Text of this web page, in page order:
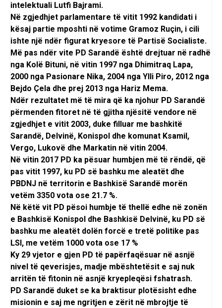
intelektuali Lutfi Bajrami.
Në zgjedhjet parlamentare të vitit 1992 kandidati i
kësaj partie mposhti në votime Gramoz Ruçin, i cili
ishte një ndër figurat kryesore të Partisë Socialiste.
Më pas ndër vite PD Sarandë është drejtuar në radhë
nga Kolë Bituni, në vitin 1997 nga Dhimitraq Lapa,
2000 nga Pasionare Nika, 2004 nga Ylli Piro, 2012 nga
Bejdo Çela dhe prej 2013 nga Hariz Mema.
Ndër rezultatet më të mira që ka njohur PD Sarandë
përmenden fitoret në të gjitha njësitë vendore në
zgjedhjet e vitit 2003, duke filluar me bashkitë
Sarandë, Delvinë, Konispol dhe komunat Ksamil,
Vergo, Lukovë dhe Markatin në vitin 2004.
Në vitin 2017 PD ka pësuar humbjen më të rëndë, që
pas vitit 1997, ku PD së bashku me aleatët dhe
PBDNJ në territorin e Bashkisë Sarandë morën
vetëm 3350 vota ose 21.7 %.
Në këtë vit PD pësoi humbje të thellë edhe në zonën
e Bashkisë Konispol dhe Bashkisë Delvinë, ku PD së
bashku me aleatët dolën forcë e tretë politike pas
LSI, me vetëm 1000 vota ose 17 %
Ky 29 vjetor e gjen PD të papërfaqësuar në asnjë
nivel të qeverisjes, madje mbështetësit e saj nuk
arritën të fitonin në asnjë kryepleqësi fshatrash.
PD Sarandë duket se ka braktisur plotësisht edhe
misionin e saj me ngritjen e zërit në mbrojtje të